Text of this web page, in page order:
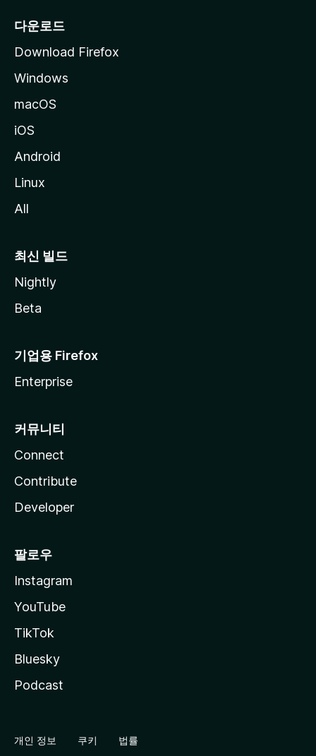
다운로드
Download Firefox
Windows
macOS
iOS
Android
Linux
All
최신 빌드
Nightly
Beta
기업용 Firefox
Enterprise
커뮤니티
Connect
Contribute
Developer
팔로우
Instagram
YouTube
TikTok
Bluesky
Podcast
개인 정보 쿠키 법률